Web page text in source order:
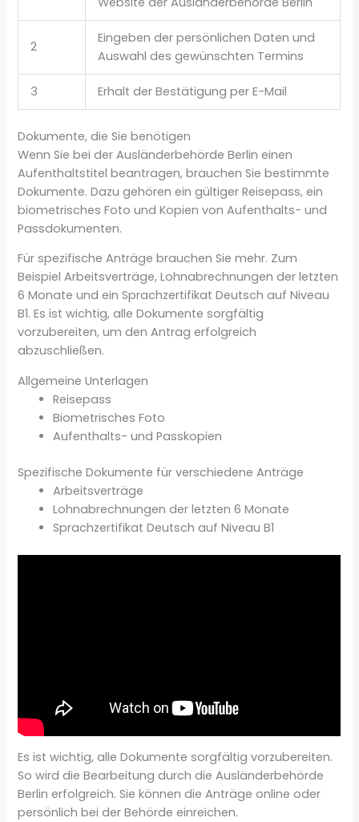
2
Eingeben der persönlichen Daten und
Auswahl des gewünschten Termins
3 Erhalt der Bestätigung per E-Mail
Dokumente, die Sie benötigen
Wenn Sie bei der Ausländerbehörde Berlin einen
Aufenthaltstitel beantragen, brauchen Sie bestimmte
Dokumente. Dazu gehören ein gültiger Reisepass, ein
biometrisches Foto und Kopien von Aufenthalts- und
Passdokumenten.
Für spezifische Anträge brauchen Sie mehr. Zum
Beispiel Arbeitsverträge, Lohnabrechnungen der letzten
6 Monate und ein Sprachzertifikat Deutsch auf Niveau
B1. Es ist wichtig, alle Dokumente sorgfältig
vorzubereiten, um den Antrag erfolgreich
abzuschließen.
Allgemeine Unterlagen
Reisepass
Biometrisches Foto
Aufenthalts- und Passkopien
Spezifische Dokumente für verschiedene Anträge
Arbeitsverträge
Lohnabrechnungen der letzten 6 Monate
Sprachzertifikat Deutsch auf Niveau B1
Es ist wichtig, alle Dokumente sorgfältig vorzubereiten.
So wird die Bearbeitung durch die Ausländerbehörde
Berlin erfolgreich. Sie können die Anträge online oder
persönlich bei der Behörde einreichen.